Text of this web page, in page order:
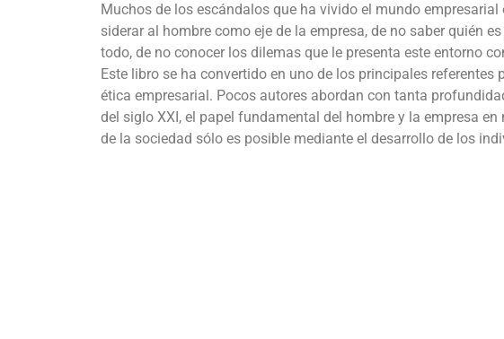
Muchos de los escándalos que ha vivido el mundo
siderar al hombre como eje de la empresa, de no saber quién
todo, de no conocer los dilemas que le presenta este entorno
Este libro se ha convertido en uno de los principales
ética empresarial. Pocos autores abordan con tanta
del siglo XXI, el papel fundamental del hombre y la empresa
de la sociedad sólo es posible mediante el desarrollo de los